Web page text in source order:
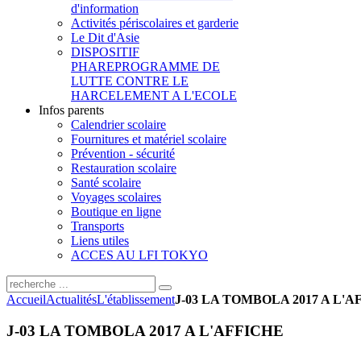
d'information
Activités périscolaires et garderie
Le Dit d'Asie
DISPOSITIF
PHAREPROGRAMME DE
LUTTE CONTRE LE
HARCELEMENT A L'ECOLE
Infos parents
Calendrier scolaire
Fournitures et matériel scolaire
Prévention - sécurité
Restauration scolaire
Santé scolaire
Voyages scolaires
Boutique en ligne
Transports
Liens utiles
ACCES AU LFI TOKYO
AccueilActualitésL'établissementJ-03 LA TOMBOLA 2017 A
J-03 LA TOMBOLA 2017 A L'AFFICHE